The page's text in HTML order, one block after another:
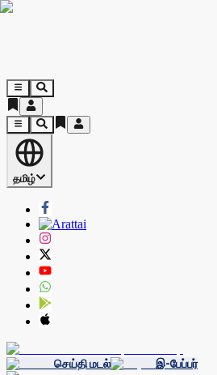
தமிழ்
செய்தி மடல் இ-பேப்பர்